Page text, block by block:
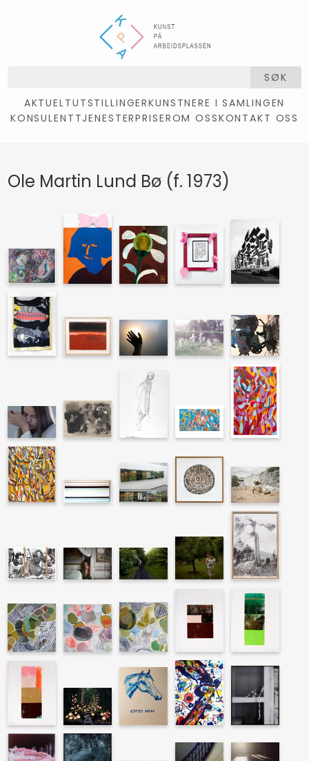
SØK
AKTUELTUTSTILLINGERKUNSTNERE I SAMLINGEN
KONSULENTTJENESTERPRISEROM OSSKONTAKT OSS
Ole Martin Lund Bø (f. 1973)